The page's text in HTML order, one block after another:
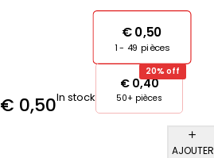
€ 0,50In stock
€0,50
1 - 49 pièces
20% off
€0,40
50+ pièces
AJOUTER